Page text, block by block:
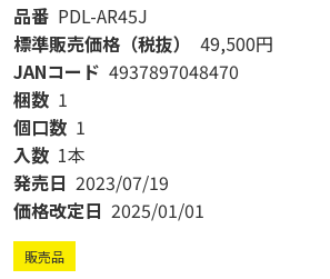
品番 PDL-AR45J
標準販売価格（税抜）
49,500円
JANコード 4937897048470
梱数 1
個口数 1
入数 1本
発売日 2023/07/19
価格改定日 2025/01/01
販売品